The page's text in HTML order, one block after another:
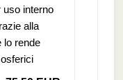
uso interno
alla
lo rende